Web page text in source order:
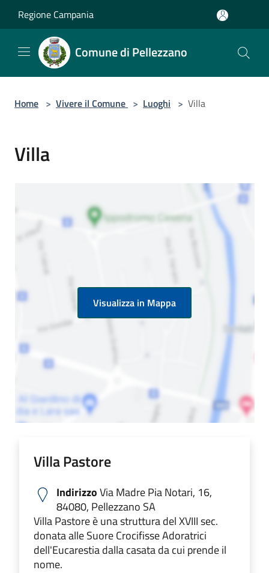
Regione Campania
Comune di Pellezzano
Home > Vivere il Comune > Luoghi > Villa
Villa
Visualizza in Mappa
Villa Pastore
IndirizzoVia Madre Pia Notari, 16,
84080, Pellezzano SA
Villa Pastore è una struttura del XVIII sec.
donata alle Suore Crocifisse Adoratrici
dell'Eucarestia dalla casata da cui prende il
nome.